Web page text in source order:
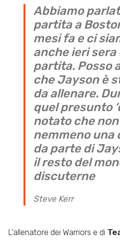
Abbiamo
partita a
mesi fa e ci
anche ieri sera
partita. Posso
che Jayson è
da allenare.
quel presunto
notato che
nemmeno una
da parte di
il resto del
discuterne
Steve Kerr
L’allenatore dei Warriors e di